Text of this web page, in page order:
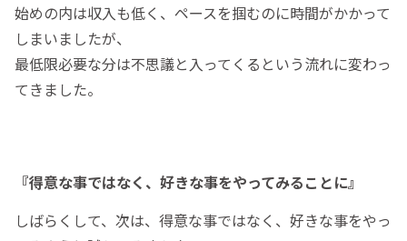
始めの内は収入も低く、ペースを掴むのに時間がかかって
しまいましたが、
最低限必要な分は不思議と入ってくるという流れに変わっ
てきました。
『得意な事ではなく、好きな事をやってみることに』
しばらくして、次は、得意な事ではなく、好きな事をやっ